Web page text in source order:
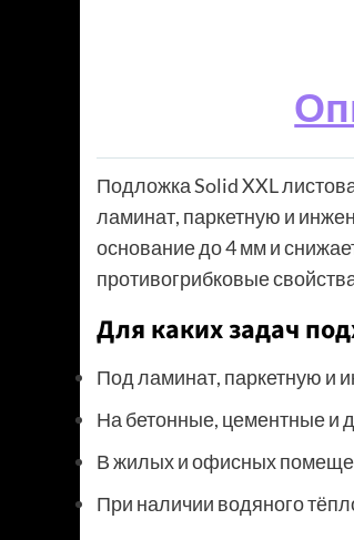
Подложка Solid XXL
ламинат, паркетную и
основание до 4 мм и
противогрибковые
Для каких задач
Под ламинат, паркетную и
На бетонные, цементные и
В жилых и офисных
При наличии водяного